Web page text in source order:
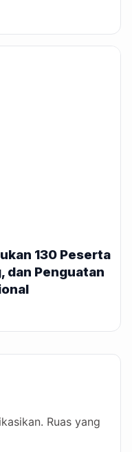
130 Peserta
dan Penguatan
Ruas yang